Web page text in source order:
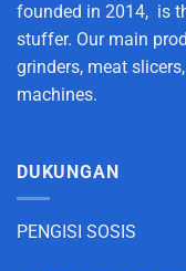
founded in 2014, is
stuffer. Our main
grinders, meat
machines.
DUKUNGAN
PENGISI SOSIS